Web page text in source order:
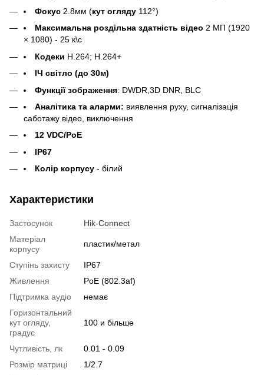
Фокус 2.8мм (кут огляду 112°)
Максимальна роздільна здатність відео 2 МП (1920
× 1080) - 25 к\с
Кодеки H.264; H.264+
ІЧ світло (до 30м)
Функції зображення: DWDR,3D DNR, BLC
Аналітика та аларми: виявлення руху, сигналізація
саботажу відео, виключення
12 VDC/PoE
IP67
Колір корпусу - білий
Характеристики
Застосунок
Hik-Connect
Матеріал
корпусу
пластик/метал
Ступінь захисту
IP67
Живлення
PoE (802.3af)
Підтримка аудіо
немає
Горизонтальний
кут огляду,
градус
100 и більше
Чутливість, лк
0.01 - 0.09
Розмір матриці
1/2.7